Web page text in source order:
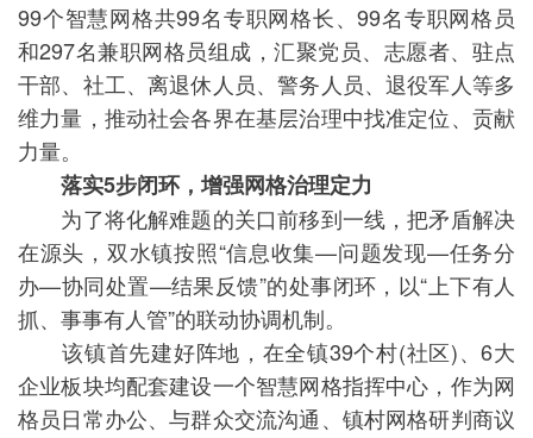
99个智慧网格共99名专职网格长、99名专职网格员
和297名兼职网格员组成，汇聚党员、志愿者、驻点
干部、社工、离退休人员、警务人员、退役军人等多
维力量，推动社会各界在基层治理中找准定位、贡献
力量。
落实5步闭环，增强网格治理定力
为了将化解难题的关口前移到一线，把矛盾解决
在源头，双水镇按照“信息收集—问题发现—任务分
办—协同处置—结果反馈”的处事闭环，以“上下有人
抓、事事有人管”的联动协调机制。
该镇首先建好阵地，在全镇39个村(社区)、6大
企业板块均配套建设一个智慧网格指挥中心，作为网
格员日常办公、与群众交流沟通、镇村网格研判商议